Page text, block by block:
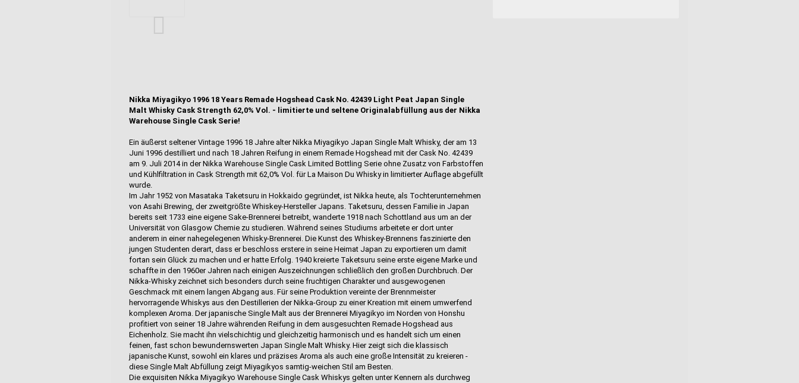
Nikka Miyagikyo 1996 18 Years Remade Hogshead Cask No. 42439 Light Peat Japan Single
Malt Whisky Cask Strength 62,0% Vol. - limitierte und seltene Originalabfüllung aus der Nikka
Warehouse Single Cask Serie!
Ein äußerst seltener Vintage 1996 18 Jahre alter Nikka Miyagikyo Japan Single Malt Whisky, der am 13
Juni 1996 destilliert und nach 18 Jahren Reifung in einem Remade Hogshead mit der Cask No. 42439
am 9. Juli 2014 in der Nikka Warehouse Single Cask Limited Bottling Serie ohne Zusatz von Farbstoffen
und Kühlfiltration in Cask Strength mit 62,0% Vol. für La Maison Du Whisky in limitierter Auflage abgefüllt
wurde.
Im Jahr 1952 von Masataka Taketsuru in Hokkaido gegründet, ist Nikka heute, als Tochterunternehmen
von Asahi Brewing, der zweitgrößte Whiskey-Hersteller Japans. Taketsuru, dessen Familie in Japan
bereits seit 1733 eine eigene Sake-Brennerei betreibt, wanderte 1918 nach Schottland aus um an der
Universität von Glasgow Chemie zu studieren. Während seines Studiums arbeitete er dort unter
anderem in einer nahegelegenen Whisky-Brennerei. Die Kunst des Whiskey-Brennens faszinierte den
jungen Studenten derart, dass er beschloss erstere in seine Heimat Japan zu exportieren um damit
fortan sein Glück zu machen und er hatte Erfolg. 1940 kreierte Taketsuru seine erste eigene Marke und
schaffte in den 1960er Jahren nach einigen Auszeichnungen schließlich den großen Durchbruch. Der
Nikka-Whisky zeichnet sich besonders durch seine fruchtigen Charakter und ausgewogenen
Geschmack mit einem langen Abgang aus. Für seine Produktion vereinte der Brennmeister
hervorragende Whiskys aus den Destillerien der Nikka-Group zu einer Kreation mit einem umwerfend
komplexen Aroma. Der japanische Single Malt aus der Brennerei Miyagikyo im Norden von Honshu
profitiert von seiner 18 Jahre währenden Reifung in dem ausgesuchten Remade Hogshead aus
Eichenholz. Sie macht ihn vielschichtig und gleichzeitig harmonisch und es handelt sich um einen
feinen, fast schon bewundernswerten Japan Single Malt Whisky. Hier zeigt sich die klassisch
japanische Kunst, sowohl ein klares und präzises Aroma als auch eine große Intensität zu kreieren -
diese Single Malt Abfüllung zeigt Miyagikyos samtig-weichen Stil am Besten.
Die exquisiten Nikka Miyagikyo Warehouse Single Cask Whiskys gelten unter Kennern als durchweg